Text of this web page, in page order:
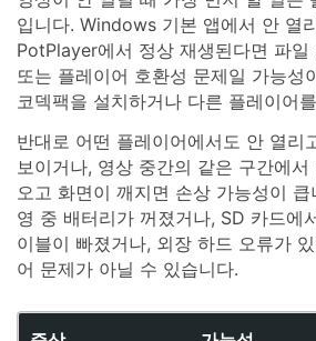
입니다. Windows 기본 앱에서 안 열
PotPlayer에서 정상 재생된다면 파일
또는 플레이어 호환성 문제일 가능성
코덱팩을 설치하거나 다른 플레이어
반대로 어떤 플레이어에서도 안 열리
보이거나, 영상 중간의 같은 구간에
오고 화면이 깨지면 손상 가능성이
영 중 배터리가 꺼졌거나, SD 카드에
이블이 빠졌거나, 외장 하드 오류가
어 문제가 아닐 수 있습니다.